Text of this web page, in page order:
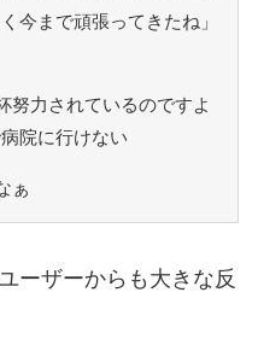
今まで頑張ってきたね」
努力されているのですよ
院に行けない
ぁ
ーザーからも大きな反